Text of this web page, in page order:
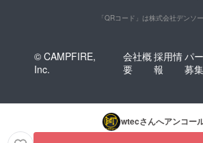
「QRコード」は株式会社デンソ
© CAMPFIRE,
Inc.
会社概
要
採用情
報
パ
募集
wtecさんへアンコー